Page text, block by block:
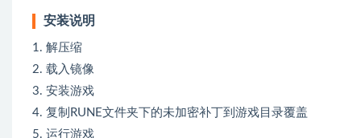
安装说明
1. 解压缩
2. 载入镜像
3. 安装游戏
4. 复制RUNE文件夹下的未加密补丁到游戏目录覆盖
5. 运行游戏